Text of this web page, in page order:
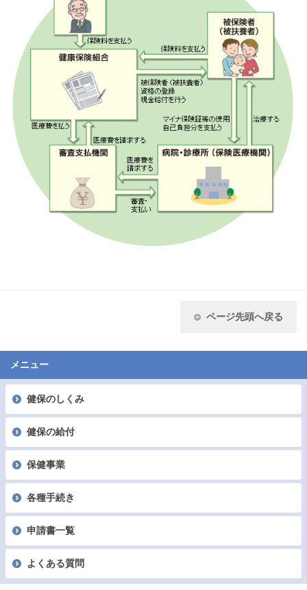
ページ先頭へ戻る
メニュー
健保のしくみ
健保の給付
保健事業
各種手続き
申請書一覧
よくある質問